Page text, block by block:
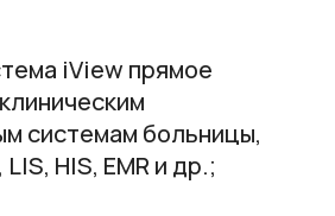
iView прямое
системам больницы,
HIS, EMR и др.;